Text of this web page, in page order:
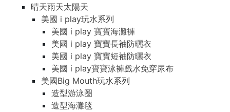
晴天雨天太陽天
美國 i play玩水系列
美國 i play 寶寶海灘褲
美國 i play 寶寶長袖防曬衣
美國 i play 寶寶短袖防曬衣
美國 i play寶寶泳褲戲水免穿尿布
美國Big Mouth玩水系列
造型游泳圈
造型海灘毯